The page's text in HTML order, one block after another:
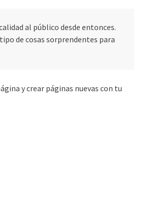
al público desde entonces.
de cosas sorprendentes para
y crear páginas nuevas con tu